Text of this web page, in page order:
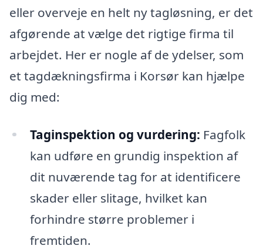
eller overveje en helt ny tagløsning, er det
afgørende at vælge det rigtige firma til
arbejdet. Her er nogle af de ydelser, som
et tagdækningsfirma i Korsør kan hjælpe
dig med:
Taginspektion og vurdering: Fagfolk
kan udføre en grundig inspektion af
dit nuværende tag for at identificere
skader eller slitage, hvilket kan
forhindre større problemer i
fremtiden.